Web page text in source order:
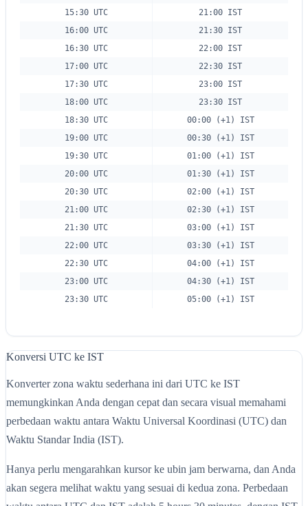
15:30 UTC
21:00 IST
16:00 UTC
21:30 IST
16:30 UTC
22:00 IST
17:00 UTC
22:30 IST
17:30 UTC
23:00 IST
18:00 UTC
23:30 IST
18:30 UTC
00:00 (+1) IST
19:00 UTC
00:30 (+1) IST
19:30 UTC
01:00 (+1) IST
20:00 UTC
01:30 (+1) IST
20:30 UTC
02:00 (+1) IST
21:00 UTC
02:30 (+1) IST
21:30 UTC
03:00 (+1) IST
22:00 UTC
03:30 (+1) IST
22:30 UTC
04:00 (+1) IST
23:00 UTC
04:30 (+1) IST
23:30 UTC
05:00 (+1) IST
Konversi UTC ke IST
Konverter zona waktu sederhana ini dari UTC ke IST
memungkinkan Anda dengan cepat dan secara visual memahami
perbedaan waktu antara Waktu Universal Koordinasi (UTC) dan
Waktu Standar India (IST).
Hanya perlu mengarahkan kursor ke ubin jam berwarna, dan Anda
akan segera melihat waktu yang sesuai di kedua zona. Perbedaan